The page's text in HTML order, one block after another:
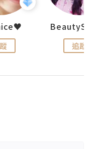
追蹤